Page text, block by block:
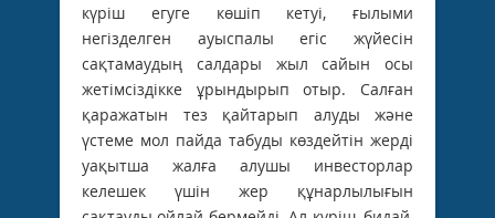
күріш егуге көшіп кетуі, ғылыми
негізделген ауыспалы егіс жүйесін
сақтамаудың салдары жыл сайын осы
жетімсіздікке ұрындырып отыр. Салған
қаражатын тез қайтарып алуды және
үстеме мол пайда табуды көздейтін жерді
уақытша жалға алушы инвесторлар
келешек үшін жер құнарлылығын